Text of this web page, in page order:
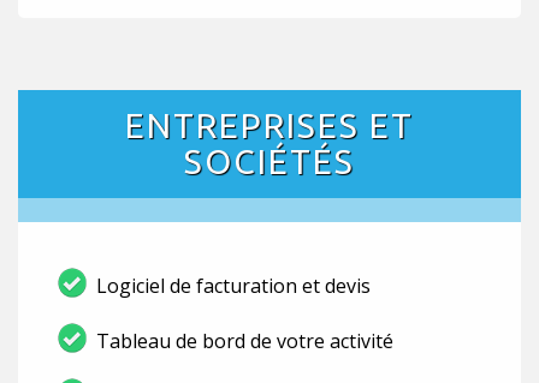
ENTREPRISES ET
SOCIÉTÉS
Logiciel de facturation et devis
Tableau de bord de votre activité